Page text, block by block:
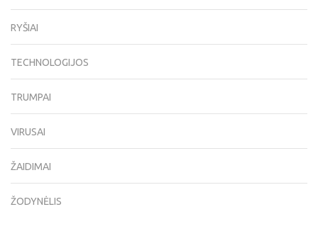
RYŠIAI
TECHNOLOGIJOS
TRUMPAI
VIRUSAI
ŽAIDIMAI
ŽODYNĖLIS